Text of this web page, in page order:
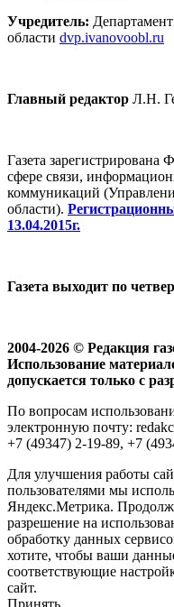
Учредитель:
области dvp.ivanovoobl.ru
Главный редактор Л.Н.
Газета зарегистрирована
сфере связи,
коммуникаций
области).
13.04.2015г.
Газета выходит по
2004-2026 © Редакция
Использование
допускается только с
По вопросам
электронную почту:
+7 (49347) 2-19-89, +7
Для улучшения работы
пользователями мы
Яндекс.Метрика.
разрешение на
обработку данных
хотите, чтобы ваши
соответствующие
сайт.